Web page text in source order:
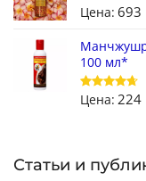
Цена: 693
100 мл*
Оценка
4.67
Цена: 224
Статьи и